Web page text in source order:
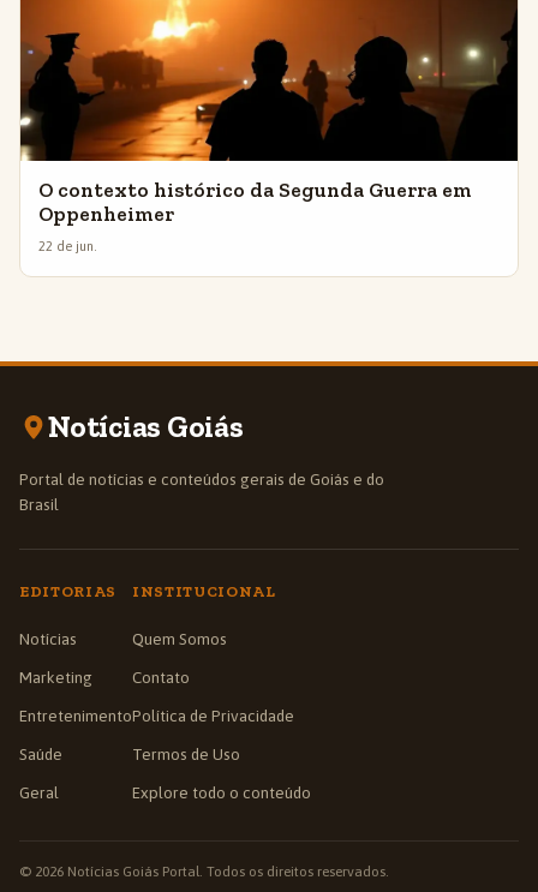
O contexto histórico da Segunda Guerra em
Oppenheimer
22 de jun.
Notícias Goiás
Portal de notícias e conteúdos gerais de Goiás e do
Brasil
EDITORIAS
Notícias
Marketing
Entretenimento
Saúde
Geral
INSTITUCIONAL
Quem Somos
Contato
Política de Privacidade
Termos de Uso
Explore todo o conteúdo
© 2026 Notícias Goiás Portal. Todos os direitos reservados.